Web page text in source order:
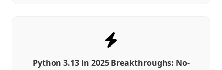
Python 3.13 in 2025 Breakthroughs: No-